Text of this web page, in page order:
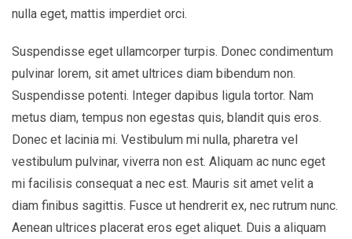
nulla eget, mattis imperdiet orci.
Suspendisse eget ullamcorper turpis. Donec condimentum
pulvinar lorem, sit amet ultrices diam bibendum non.
Suspendisse potenti. Integer dapibus ligula tortor. Nam
metus diam, tempus non egestas quis, blandit quis eros.
Donec et lacinia mi. Vestibulum mi nulla, pharetra vel
vestibulum pulvinar, viverra non est. Aliquam ac nunc eget
mi facilisis consequat a nec est. Mauris sit amet velit a
diam finibus sagittis. Fusce ut hendrerit ex, nec rutrum nunc.
Aenean ultrices placerat eros eget aliquet. Duis a aliquam